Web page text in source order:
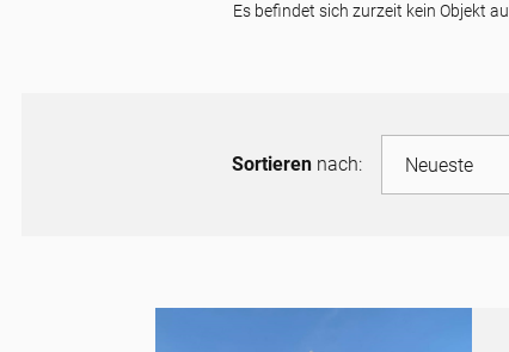
Es befindet sich zurzeit kein Objekt
Sortierennach: